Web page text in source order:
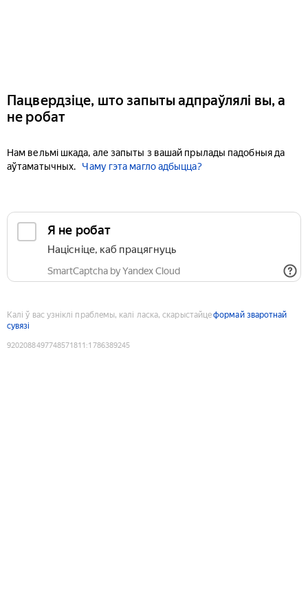
Пацвердзіце, што запыты адпраўлялі вы, а
не робат
Нам вельмі шкада, але запыты з вашай прылады падобныя да
аўтаматычных.
Чаму гэта магло адбыцца?
Я не робат
Націсніце, каб працягнуць
SmartCaptcha by Yandex Cloud
Калі ў вас узніклі праблемы, калі ласка, скарыстайцеформай зваротнай
сувязі
9202088497748571811 :1786389245